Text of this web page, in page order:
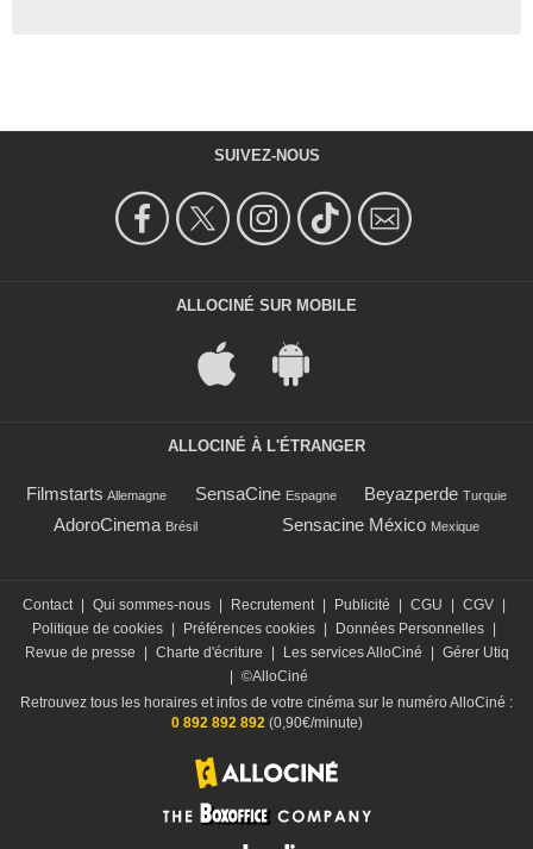
SUIVEZ-NOUS
ALLOCINÉ SUR MOBILE
ALLOCINÉ À L'ÉTRANGER
Filmstarts Allemagne SensaCine Espagne Beyazperde Turquie
AdoroCinema Brésil Sensacine México Mexique
Contact Qui sommes-nous Recrutement Publicité CGU CGV
Politique de cookies
Préférences cookies Données Personnelles
Revue de presse
Charte d'écriture Les services AlloCiné
Gérer Utiq
©AlloCiné
Retrouvez tous les horaires et infos de votre cinéma sur le numéro AlloCiné :
0 892 892 892(0,90€/minute)